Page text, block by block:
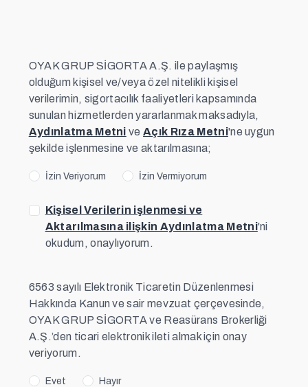
OYAK GRUP SİGORTA A.Ş. ile paylaşmış
olduğum kişisel ve/veya özel nitelikli kişisel
verilerimin, sigortacılık faaliyetleri kapsamında
sunulan hizmetlerden yararlanmak maksadıyla,
Aydınlatma Metni veAçık Rıza Metni'ne uygun
şekilde işlenmesine ve aktarılmasına;
İzin Veriyorum İzin Vermiyorum
Kişisel Verilerin işlenmesi ve
Aktarılmasına ilişkin Aydınlatma Metni'ni
okudum, onaylıyorum.
6563 sayılı Elektronik Ticaretin Düzenlenmesi
Hakkında Kanun ve sair mevzuat çerçevesinde,
OYAK GRUP SİGORTA ve Reasürans Brokerliği
A.Ş.’den ticari elektronik ileti almak için onay
veriyorum.
Evet Hayır